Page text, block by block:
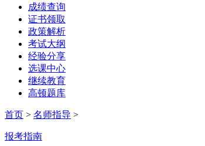
成绩查询
证书领取
政策解析
考试大纲
经验分享
选课中心
继续教育
高顿题库
首页 > 名师指导 >
报考指南